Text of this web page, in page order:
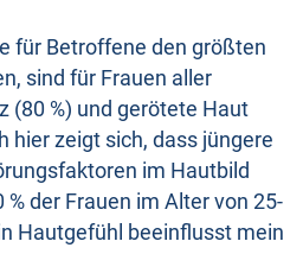
für Betroffene den größten
sind für Frauen aller
(80 %) und gerötete Haut
hier zeigt sich, dass jüngere
im Hautbild
der Frauen im Alter von 25-
Hautgefühl beeinflusst mein